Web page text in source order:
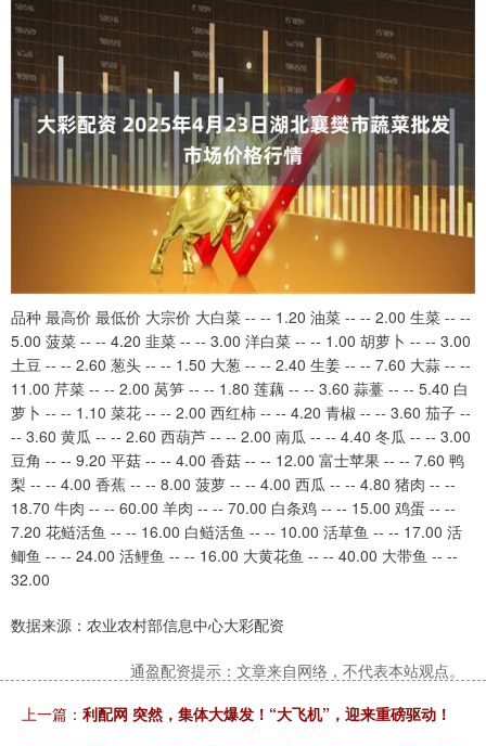
品种 最高价 最低价 大宗价 大白菜 -- -- 1.20 油菜 -- -- 2.00 生菜 -- --
5.00 菠菜 -- -- 4.20 韭菜 -- -- 3.00 洋白菜 -- -- 1.00 胡萝卜 -- -- 3.00
土豆 -- -- 2.60 葱头 -- -- 1.50 大葱 -- -- 2.40 生姜 -- -- 7.60 大蒜 -- --
11.00 芹菜 -- -- 2.00 莴笋 -- -- 1.80 莲藕 -- -- 3.60 蒜薹 -- -- 5.40 白
萝卜 -- -- 1.10 菜花 -- -- 2.00 西红柿 -- -- 4.20 青椒 -- -- 3.60 茄子 --
-- 3.60 黄瓜 -- -- 2.60 西葫芦 -- -- 2.00 南瓜 -- -- 4.40 冬瓜 -- -- 3.00
豆角 -- -- 9.20 平菇 -- -- 4.00 香菇 -- -- 12.00 富士苹果 -- -- 7.60 鸭
梨 -- -- 4.00 香蕉 -- -- 8.00 菠萝 -- -- 4.00 西瓜 -- -- 4.80 猪肉 -- --
18.70 牛肉 -- -- 60.00 羊肉 -- -- 70.00 白条鸡 -- -- 15.00 鸡蛋 -- --
7.20 花鲢活鱼 -- -- 16.00 白鲢活鱼 -- -- 10.00 活草鱼 -- -- 17.00 活
鲫鱼 -- -- 24.00 活鲤鱼 -- -- 16.00 大黄花鱼 -- -- 40.00 大带鱼 -- --
32.00
数据来源：农业农村部信息中心大彩配资
通盈配资提示：文章来自网络，不代表本站观点。
上一篇： 利配网 突然，集体大爆发！“大飞机”，迎来重磅驱动！